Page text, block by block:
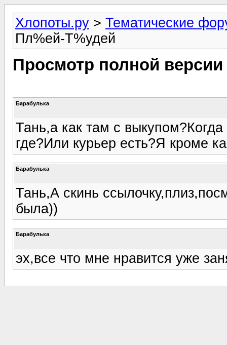
Хлопоты.ру > Тематические
Пл%ей-Т%удей
Просмотр полной
Барабулька
Тань,а как там с
где?Или курьер есть?Я кроме
Барабулька
Тань,А скинь
была))
Барабулька
эх,все что мне нравится уже